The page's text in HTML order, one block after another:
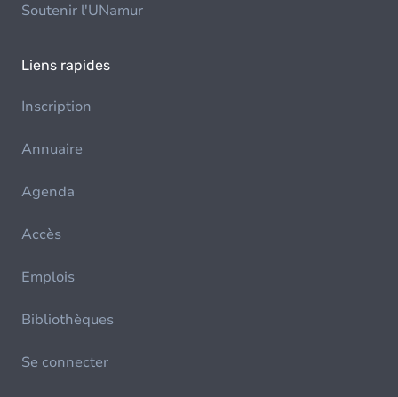
Soutenir l'UNamur
Liens rapides
Inscription
Annuaire
Agenda
Accès
Emplois
Bibliothèques
Se connecter